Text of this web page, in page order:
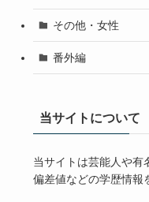
その他・女性
番外編
当サイトについて
当サイトは芸能人や有
偏差値などの学歴情報